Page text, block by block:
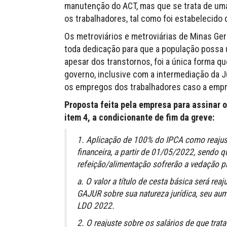
manutenção do ACT, mas que se trata de
os trabalhadores, tal como foi estabelecido
Os metroviários e metroviárias de Minas
toda dedicação para que a população
apesar dos transtornos, foi a única forma
governo, inclusive com a intermediação da
os empregos dos trabalhadores caso a
Proposta feita pela empresa para assinar
item 4, a condicionante de fim da greve:
1. Aplicação de 100% do IPCA como
financeira, a partir de 01/05/2022, sendo
refeição/alimentação sofrerão a vedação
a. O valor a título de cesta básica será
GAJUR sobre sua natureza jurídica, seu
LDO 2022.
2. O reajuste sobre os salários de que